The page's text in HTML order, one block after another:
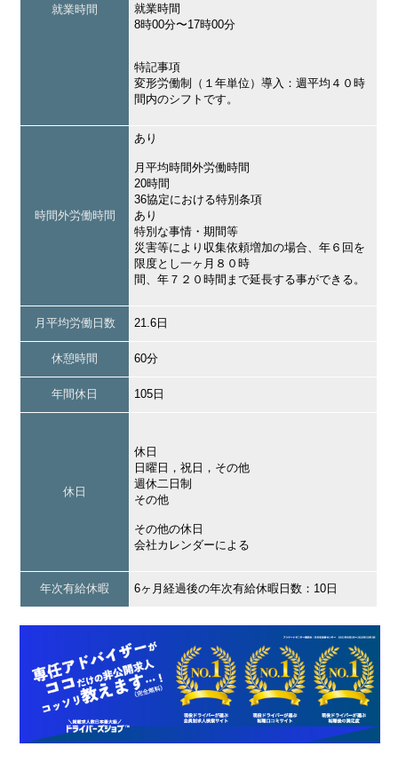
就業時間
就業時間
8時00分〜17時00分
特記事項
変形労働制（１年単位）導入：週平均４０時
間内のシフトです。
時間外労働時間
あり
月平均時間外労働時間
20時間
36協定における特別条項
あり
特別な事情・期間等
災害等により収集依頼増加の場合、年６回を
限度とし一ヶ月８０時
間、年７２０時間まで延長する事ができる。
月平均労働日数 21.6日
休憩時間 60分
年間休日 105日
休日
休日
日曜日，祝日，その他
週休二日制
その他
その他の休日
会社カレンダーによる
年次有給休暇 6ヶ月経過後の年次有給休暇日数：10日